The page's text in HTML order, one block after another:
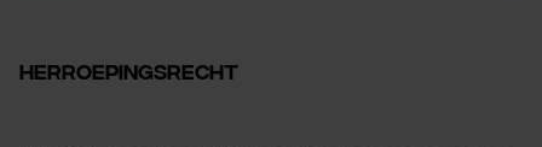
Herroepingsrecht